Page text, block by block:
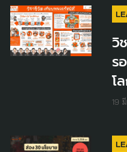
วิ
ร
โ
19